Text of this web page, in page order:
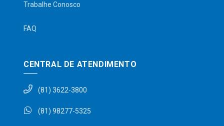
Trabalhe Conosco
FAQ
CENTRAL DE ATENDIMENTO
(81) 3622-3800
(81) 98277-5325